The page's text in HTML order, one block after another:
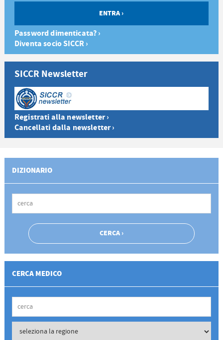
Password dimenticata? ›
Diventa socio SICCR ›
SICCR Newsletter
Registrati alla newsletter ›
Cancellati dalla newsletter ›
DIZIONARIO
CERCA MEDICO